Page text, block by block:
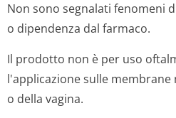
Non sono segnalati fenomeni
o dipendenza dal farmaco.
Il prodotto non è per uso
l'applicazione sulle membrane
o della vagina.